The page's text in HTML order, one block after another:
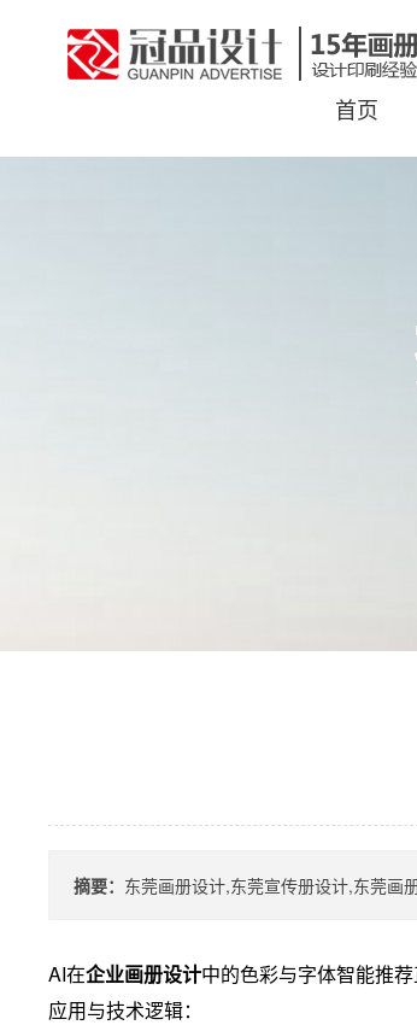
首页
摘要： 东莞画册设计,东莞宣传册设计,东莞画
AI在企业画册设计中的色彩与字体智能推
应用与技术逻辑：